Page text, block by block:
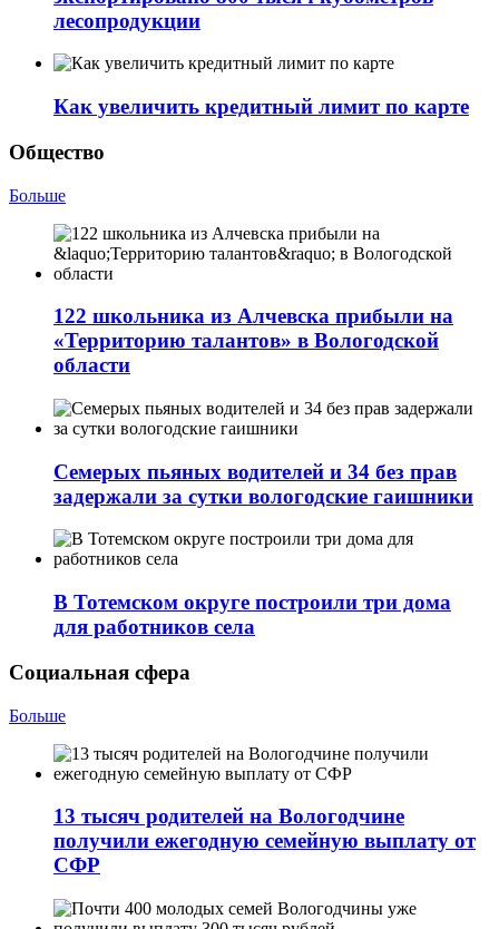
лесопродукции
Как увеличить кредитный лимит по карте
Общество
Больше
122 школьника из Алчевска прибыли на
«Территорию талантов» в Вологодской
области
Семерых пьяных водителей и 34 без прав
задержали за сутки вологодские гаишники
В Тотемском округе построили три дома
для работников села
Социальная сфера
Больше
13 тысяч родителей на Вологодчине
получили ежегодную семейную выплату от
СФР